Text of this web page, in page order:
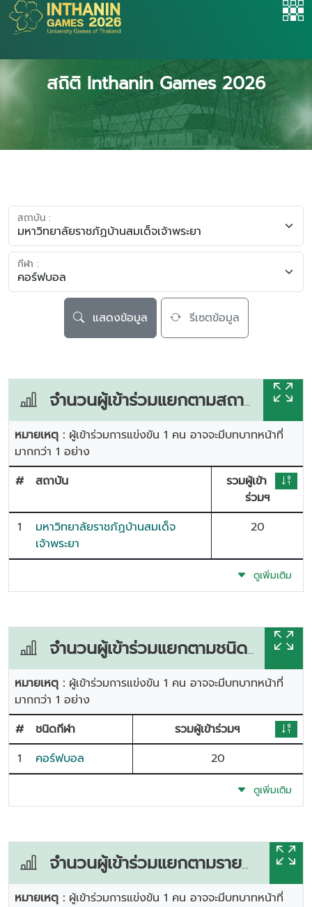
สถิติ Inthanin Games 2026
สถาบัน :
กีฬา :
แสดงข้อมูล รีเซตข้อมูล
จำนวนผู้เข้าร่วมแยกตามสถาบัน
หมายเหตุ : ผู้เข้าร่วมการแข่งขัน 1 คน อาจจะมีบทบาทหน้าที่
มากกว่า 1 อย่าง
#
สถาบัน
รวมผู้เข้า
ร่วมฯ
1
มหาวิทยาลัยราชภัฏบ้านสมเด็จ
เจ้าพระยา
20
ดูเพิ่มเติม
จำนวนผู้เข้าร่วมแยกตามชนิดกีฬา
หมายเหตุ : ผู้เข้าร่วมการแข่งขัน 1 คน อาจจะมีบทบาทหน้าที่
มากกว่า 1 อย่าง
#
ชนิดกีฬา
รวมผู้เข้าร่วมฯ
1
คอร์ฟบอล 20
ดูเพิ่มเติม
จำนวนผู้เข้าร่วมแยกตามรายการแข่งขัน
หมายเหตุ : ผู้เข้าร่วมการแข่งขัน 1 คน อาจจะมีบทบาทหน้าที่